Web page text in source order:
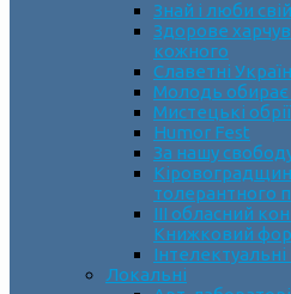
Знай і люби
Здорове
кожного
Славетні
Молодь обирає
Мистецькі обрії
Humor Fest
За нашу
толерантного
ІII обласний
Книжковий
Інтелектуальні
Локальні